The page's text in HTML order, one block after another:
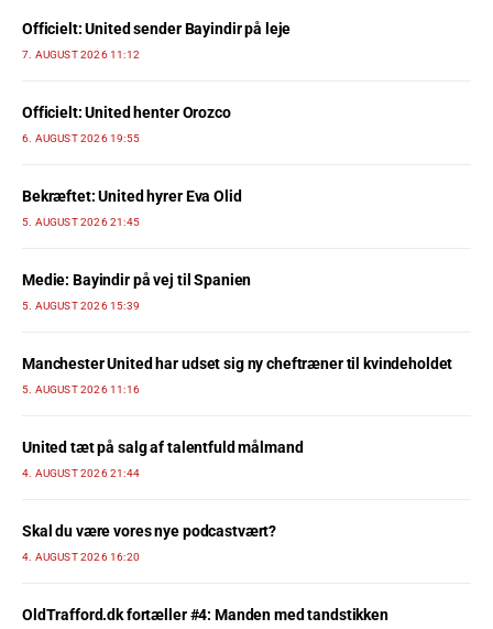
Officielt: United sender Bayindir på leje
7. AUGUST 2026 11:12
Officielt: United henter Orozco
6. AUGUST 2026 19:55
Bekræftet: United hyrer Eva Olid
5. AUGUST 2026 21:45
Medie: Bayindir på vej til Spanien
5. AUGUST 2026 15:39
Manchester United har udset sig ny cheftræner til kvindeholdet
5. AUGUST 2026 11:16
United tæt på salg af talentfuld målmand
4. AUGUST 2026 21:44
Skal du være vores nye podcastvært?
4. AUGUST 2026 16:20
OldTrafford.dk fortæller #4: Manden med tandstikken